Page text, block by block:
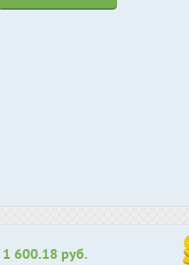
1 600.18 руб.